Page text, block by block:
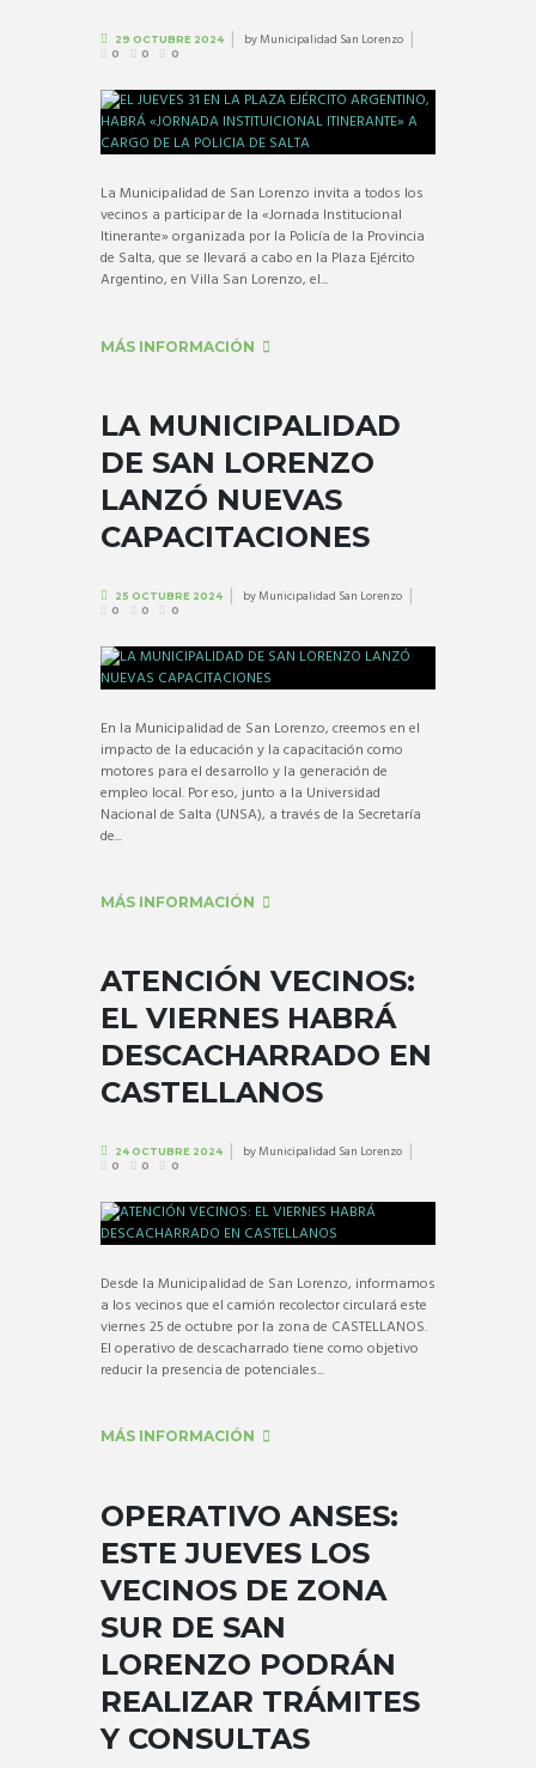
29 OCTUBRE 2024 byMunicipalidad San Lorenzo
0 0 0
La Municipalidad de San Lorenzo invita a todos los
vecinos a participar de la «Jornada Institucional
Itinerante» organizada por la Policía de la Provincia
de Salta, que se llevará a cabo en la Plaza Ejército
Argentino, en Villa San Lorenzo, el...
MÁS INFORMACIÓN
LA MUNICIPALIDAD
DE SAN LORENZO
LANZÓ NUEVAS
CAPACITACIONES
25 OCTUBRE 2024 byMunicipalidad San Lorenzo
0 0 0
En la Municipalidad de San Lorenzo, creemos en el
impacto de la educación y la capacitación como
motores para el desarrollo y la generación de
empleo local. Por eso, junto a la Universidad
Nacional de Salta (UNSA), a través de la Secretaría
de...
MÁS INFORMACIÓN
ATENCIÓN VECINOS:
EL VIERNES HABRÁ
DESCACHARRADO EN
CASTELLANOS
24 OCTUBRE 2024 byMunicipalidad San Lorenzo
0 0 0
Desde la Municipalidad de San Lorenzo, informamos
a los vecinos que el camión recolector circulará este
viernes 25 de octubre por la zona de CASTELLANOS.
El operativo de descacharrado tiene como objetivo
reducir la presencia de potenciales...
MÁS INFORMACIÓN
OPERATIVO ANSES:
ESTE JUEVES LOS
VECINOS DE ZONA
SUR DE SAN
LORENZO PODRÁN
REALIZAR TRÁMITES
Y CONSULTAS